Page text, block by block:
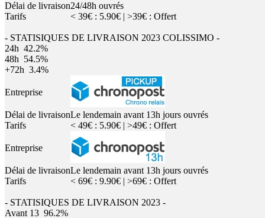
Délai de livraison24/48h ouvrés
Tarifs
< 39€ : 5.90€ | >39€ : Offert
- STATISIQUES DE LIVRAISON 2023 COLISSIMO -
24h 42.2%
48h 54.5%
+72h 3.4%
Entreprise
Délai de livraisonLe lendemain avant 13h jours ouvrés
Tarifs
< 49€ : 5.90€ | >49€ : Offert
Entreprise
Délai de livraisonLe lendemain avant 13h jours ouvrés
Tarifs
< 69€ : 9.90€ | >69€ : Offert
- STATISIQUES DE LIVRAISON 2023 -
Avant 13 96.2%